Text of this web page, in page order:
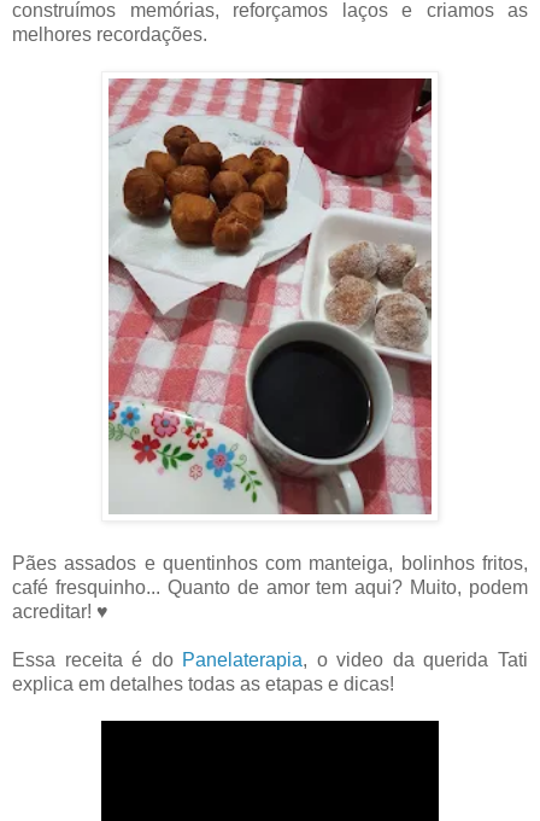
construímos memórias, reforçamos laços e criamos as
melhores recordações.
Pães assados e quentinhos com manteiga, bolinhos fritos,
café fresquinho... Quanto de amor tem aqui? Muito, podem
acreditar! ♥
Essa receita é do Panelaterapia, o video da querida Tati
explica em detalhes todas as etapas e dicas!